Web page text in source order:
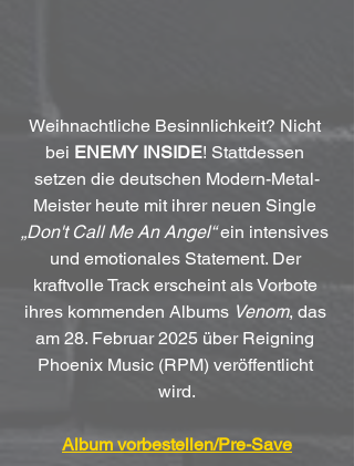
Weihnachtliche Besinnlichkeit? Nicht
bei ENEMY INSIDE! Stattdessen
setzen die deutschen Modern-Metal-
Meister heute mit ihrer neuen Single
„Don't Call Me An Angel“ ein intensives
und emotionales Statement. Der
kraftvolle Track erscheint als Vorbote
ihres kommenden Albums Venom, das
am 28. Februar 2025 über Reigning
Phoenix Music (RPM) veröffentlicht
wird.
Album vorbestellen/Pre-Save